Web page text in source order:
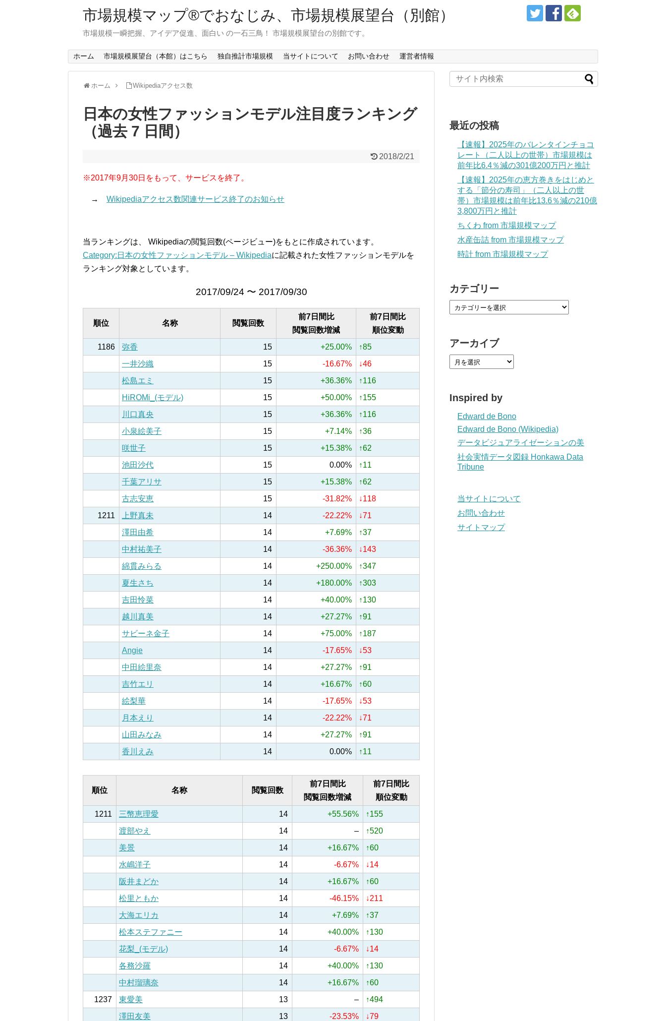
市場規模マップ®でおなじみ、市場規模展望台（別館）
市場規模一瞬把握、アイデア促進、面白い の一石三鳥！ 市場規模展望台の別館です。
ホーム 市場規模展望台（本館）はこちら 独自推計市場規模 当サイトについて お問い合わせ 運営者情報
ホーム Wikipediaアクセス数
日本の女性ファッションモデル注目度ランキング
（過去 7 日間）
2018/2/21
※2017年9月30日をもって、サービスを終了。
→ Wikipediaアクセス数関連サービス終了のお知らせ
当ランキングは、 Wikipediaの閲覧回数(ページビュー)をもとに作成されています。
Category:日本の女性ファッションモデル – Wikipediaに記載された女性ファッションモデルを
ランキング対象としています。
2017/09/24 〜 2017/09/30
順位 名称 閲覧回数
前7日間比
閲覧回数増減
前7日間比
順位変動
1186
弥香 15 +25.00%
↑85
一井沙織
15 -16.67%
↓46
松島エミ
15 +36.36%
↑116
HiROMi_(モデル)
15 +50.00%
↑155
川口真央
15 +36.36%
↑116
小泉絵美子
15 +7.14%
↑36
咲世子
15 +15.38%
↑62
池田沙代
15 0.00%
↑11
千葉アリサ
15 +15.38%
↑62
古志安恵
15 -31.82%
↓118
1211
上野真未 14 -22.22%
↓71
澤田由希
14 +7.69%
↑37
中村祐美子
14 -36.36%
↓143
綿貫みらる
14 +250.00%
↑347
夏生さち
14 +180.00%
↑303
吉田怜菜
14 +40.00%
↑130
越川真美
14 +27.27%
↑91
サビーネ金子
14 +75.00%
↑187
Angie
14 -17.65%
↓53
中田絵里奈
14 +27.27%
↑91
吉竹エリ
14 +16.67%
↑60
絵梨華
14 -17.65%
↓53
月本えり
14 -22.22%
↓71
山田みなみ
14 +27.27%
↑91
香川えみ
14 0.00% ↑11
順位 名称 閲覧回数
前7日間比
閲覧回数増減
前7日間比
順位変動
1211
三幣恵理愛 14 +55.56%
↑155
渡部やえ
14 –
↑520
美景
14 +16.67%
↑60
水嶋洋子
14 -6.67%
↓14
阪井まどか
14 +16.67%
↑60
松里ともか
14 -46.15%
↓211
大海エリカ
14 +7.69%
↑37
松本ステファニー
14 +40.00%
↑130
花梨_(モデル)
14 -6.67%
↓14
各務沙羅
14 +40.00%
↑130
中村瑠璃奈
14 +16.67%
↑60
1237
東愛美 13 –
↑494
澤田友美
13 -23.53%
↓79
最近の投稿
【速報】2025年のバレンタインチョコ
レート（二人以上の世帯）市場規模は
前年比6.4％減の301億200万円と推計
【速報】2025年の恵方巻きをはじめと
する「節分の寿司」（二人以上の世
帯）市場規模は前年比13.6％減の210億
3,800万円と推計
ちくわ from 市場規模マップ
水産缶詰 from 市場規模マップ
時計 from 市場規模マップ
カテゴリー
アーカイブ
Inspired by
Edward de Bono
Edward de Bono (Wikipedia)
データビジュアライゼーションの美
社会実情データ図録 Honkawa Data
Tribune
当サイトについて
お問い合わせ
サイトマップ